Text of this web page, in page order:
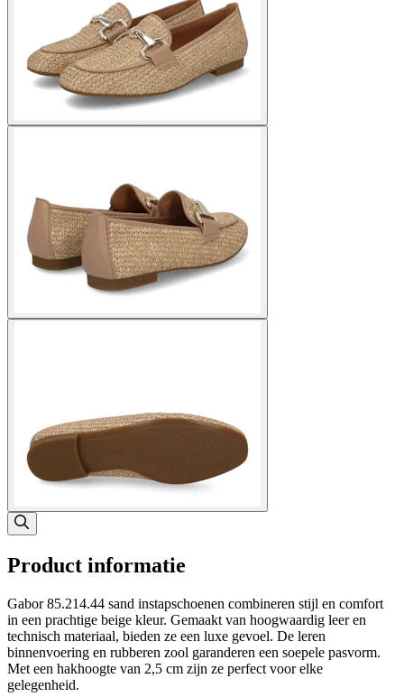
Product informatie
Gabor 85.214.44 sand instapschoenen combineren stijl en comfort
in een prachtige beige kleur. Gemaakt van hoogwaardig leer en
technisch materiaal, bieden ze een luxe gevoel. De leren
binnenvoering en rubberen zool garanderen een soepele pasvorm.
Met een hakhoogte van 2,5 cm zijn ze perfect voor elke
gelegenheid.